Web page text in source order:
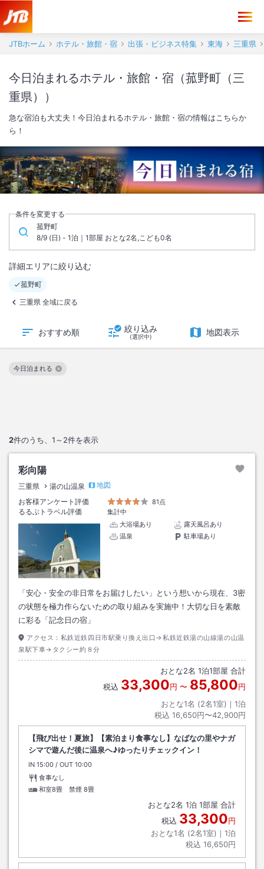
JTBホーム ホテル・旅館・宿 出張・ビジネス特集 東海 三重県
今日泊まれるホテル・旅館・宿（菰野町（三
重県））
急な宿泊も大丈夫！今日泊まれるホテル・旅館・宿の情報はこちらか
ら！
条件を変更する
菰野町
8/9 (日) - 1泊｜1部屋 おとな2名,こども0名
詳細エリアに絞り込む
菰野町
三重県 全域に戻る
おすすめ順 絞り込み
(選択中) 地図表示
2件のうち、 1～2件を表示
今日泊まれる
この絞り込み条件を解除
彩向陽
三重県 湯の山温泉
地図
お客様アンケート評価
81点
るるぶトラベル評価
集計中
大浴場あり
露天風呂あり
温泉
駐車場あり
「安心・安全の非日常をお届けしたい」という想いから現在、3密
の状態を極力作らないための取り組みを実施中！大切な日を素敵
に彩る「記念日の宿」
アクセス： 私鉄近鉄四日市駅乗り換え出口→私鉄近鉄湯の山線湯の山温
泉駅下車→タクシー約８分
おとな2名 1泊1部屋 合計
税込 33,300円 〜 85,800円
おとな1名 (2名1室)｜ 1泊
税込 16,650円〜42,900円
【飛び出せ！夏旅】【素泊まり食事なし】なばなの里やナガ
シマで遊んだ後に温泉へ♪ゆったりチェックイン！
IN チェックイン
15:00 / OUT チェックアウト
10:00
食事なし
和室8畳 禁煙 8畳
おとな2名 1泊 1部屋 合計
税込 33,300円
おとな1名 (2名1室)｜ 1泊
税込 16,650円